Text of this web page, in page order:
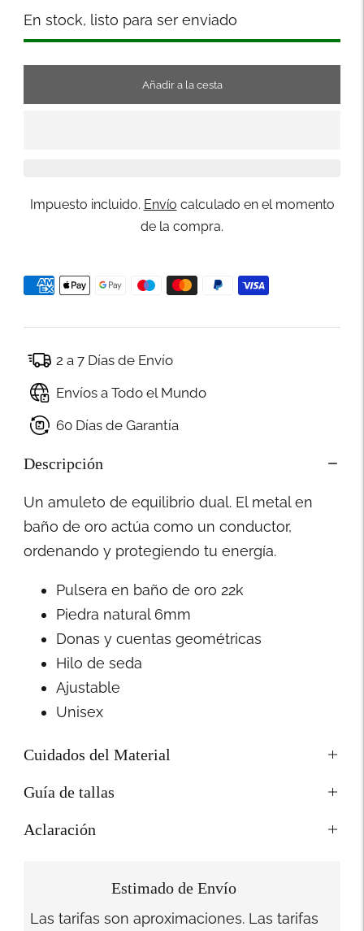
Stock
En stock, listo para ser enviado
Añadir a la cesta
Impuesto incluido. Envío calculado en el momento
de la compra.
2 a 7 Días de Envío
Envíos a Todo el Mundo
60 Días de Garantía
Descripción
Un amuleto de equilibrio dual. El metal en
baño de oro actúa como un conductor,
ordenando y protegiendo tu energía.
Pulsera en baño de oro 22k
Piedra natural 6mm
Donas y cuentas geométricas
Hilo de seda
Ajustable
Unisex
Cuidados del Material
Guía de tallas
Aclaración
Estimado de Envío
Las tarifas son aproximaciones. Las tarifas